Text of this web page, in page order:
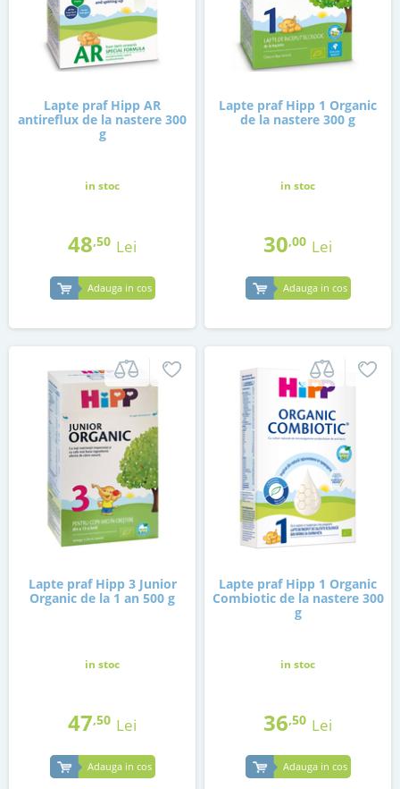
Lapte praf Hipp AR
antireflux de la nastere 300
g
in stoc
48,50 Lei
Adauga in cos
Lapte praf Hipp 1 Organic
de la nastere 300 g
in stoc
30,00 Lei
Adauga in cos
Lapte praf Hipp 3 Junior
Organic de la 1 an 500 g
in stoc
47,50 Lei
Adauga in cos
Lapte praf Hipp 1 Organic
Combiotic de la nastere 300
g
in stoc
36,50 Lei
Adauga in cos